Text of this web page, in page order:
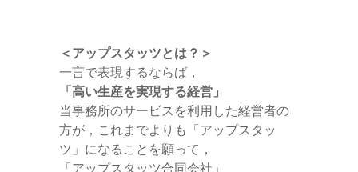
＜アップスタッツとは？＞
一言で表現するならば，
「高い生産を実現する経営」
当事務所のサービスを利用した経営者の
方が，これまでよりも「アップスタッ
ツ」になることを願って，
「アップスタッツ合同会社」